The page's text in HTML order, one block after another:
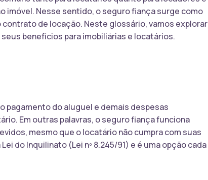
imóvel. Nesse sentido, o seguro fiança surge como
de locação. Neste glossário, vamos explorar
benefícios para imobiliárias e locatários.
pagamento do aluguel e demais despesas
Em outras palavras, o seguro fiança funciona
mesmo que o locatário não cumpra com suas
do Inquilinato (Lei nº 8.245/91) e é uma opção cada